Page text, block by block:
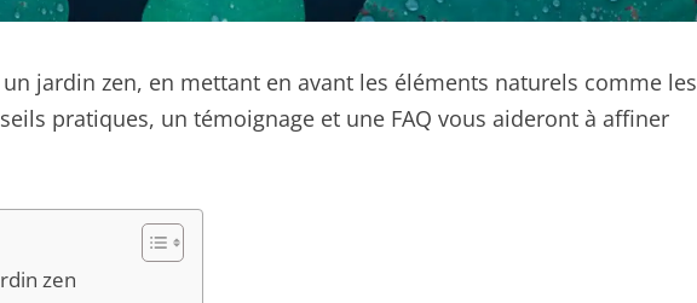
jardin zen, en mettant en avant les éléments naturels comme les
pratiques, un témoignage et une FAQ vous aideront à affiner
zen